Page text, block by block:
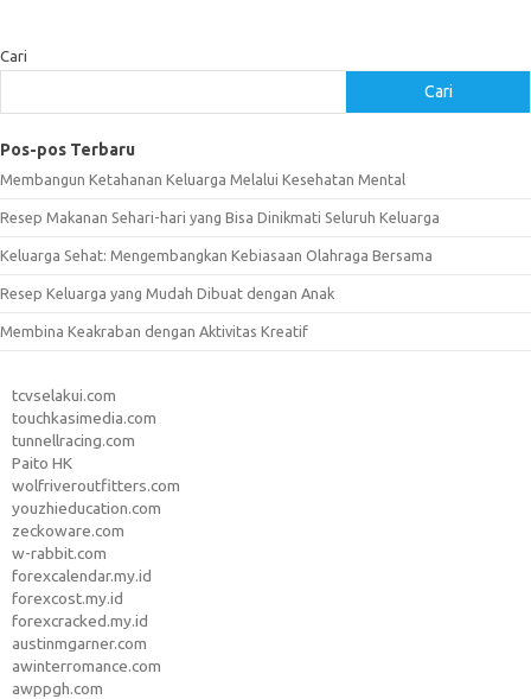
Cari
Cari
Pos-pos Terbaru
Membangun Ketahanan Keluarga Melalui Kesehatan Mental
Resep Makanan Sehari-hari yang Bisa Dinikmati Seluruh Keluarga
Keluarga Sehat: Mengembangkan Kebiasaan Olahraga Bersama
Resep Keluarga yang Mudah Dibuat dengan Anak
Membina Keakraban dengan Aktivitas Kreatif
tcvselakui.com
touchkasimedia.com
tunnellracing.com
Paito HK
wolfriveroutfitters.com
youzhieducation.com
zeckoware.com
w-rabbit.com
forexcalendar.my.id
forexcost.my.id
forexcracked.my.id
austinmgarner.com
awinterromance.com
awppgh.com